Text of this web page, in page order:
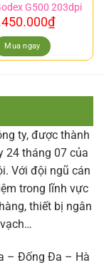
G500 203dpi
₫
Mua ngay
ty, được thành
24 tháng 07 của
Với đội ngũ cán
trong lĩnh vực
thiết bị ngân
– Đống Đa – Hà